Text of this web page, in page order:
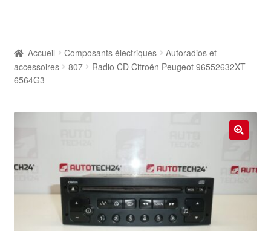
Contact
Mon compte
Paiements
Accueil Composants électriques
Autoradios et
accessoires
807
Radio CD Citroën Peugeot 96552632XT
6564G3